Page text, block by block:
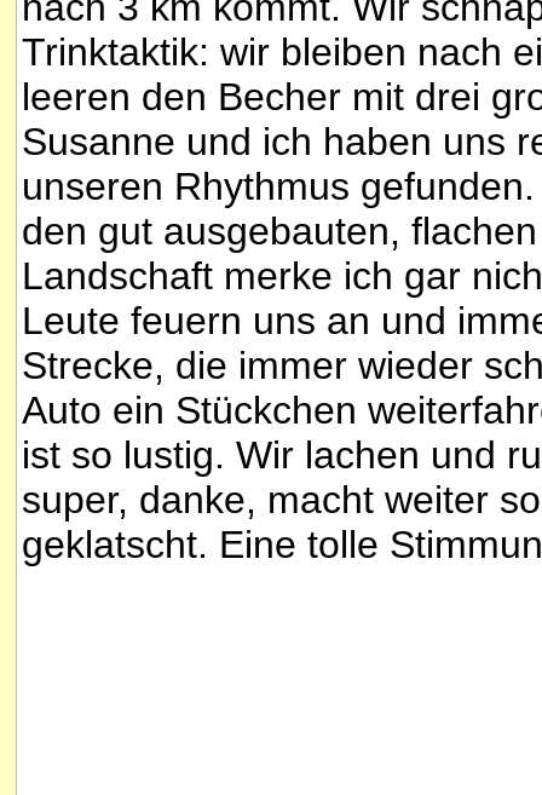
Trinktaktik: wir bleiben nach
leeren den Becher mit drei
Susanne und ich haben uns
unseren Rhythmus
den gut ausgebauten,
Landschaft merke ich gar
Leute feuern uns an und
Strecke, die immer wieder
Auto ein Stückchen
ist so lustig. Wir lachen und
super, danke, macht weiter
geklatscht. Eine tolle